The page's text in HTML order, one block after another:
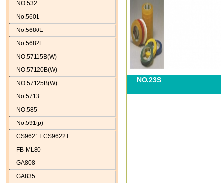
NO.532
No.5601
No.5680E
No.5682E
NO.57115B(W)
NO.57120B(W)
NO.57125B(W)
No.5713
NO.585
No.591(p)
CS9621T CS9622T
FB-ML80
GA808
GA835
NO.23S